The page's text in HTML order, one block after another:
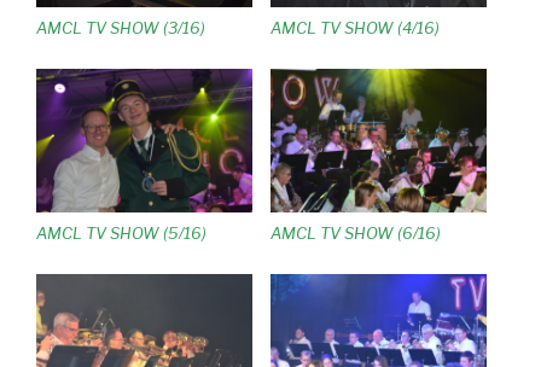
AMCL TV SHOW (3/16) AMCL TV SHOW (4/16)
AMCL TV SHOW (5/16) AMCL TV SHOW (6/16)